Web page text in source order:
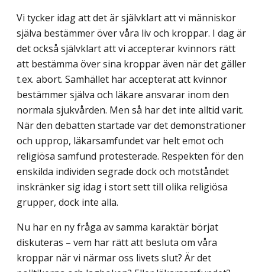
Vi tycker idag att det är självklart att vi människor
själva bestämmer över våra liv och kroppar. I dag är
det också självklart att vi accepterar kvinnors rätt
att bestämma över sina kroppar även när det gäller
t.ex. abort. Samhället har accepterat att kvinnor
bestämmer själva och läkare ansvarar inom den
normala sjukvården. Men så har det inte alltid varit.
När den debatten startade var det demonstrationer
och upprop, läkarsamfundet var helt emot och
religiösa samfund protesterade. Respekten för den
enskilda individen segrade dock och motståndet
inskränker sig idag i stort sett till olika religiösa
grupper, dock inte alla.
Nu har en ny fråga av samma karaktär börjat
diskuteras – vem har rätt att besluta om våra
kroppar när vi närmar oss livets slut? Är det